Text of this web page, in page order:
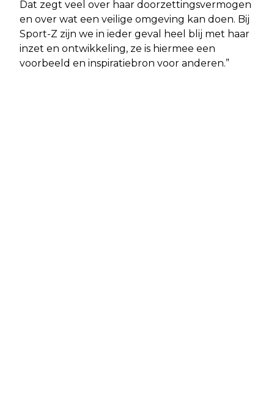
Dat zegt veel over haar doorzettingsvermogen
en over wat een veilige omgeving kan doen. Bij
Sport-Z zijn we in ieder geval heel blij met haar
inzet en ontwikkeling, ze is hiermee een
voorbeeld en inspiratiebron voor anderen.”